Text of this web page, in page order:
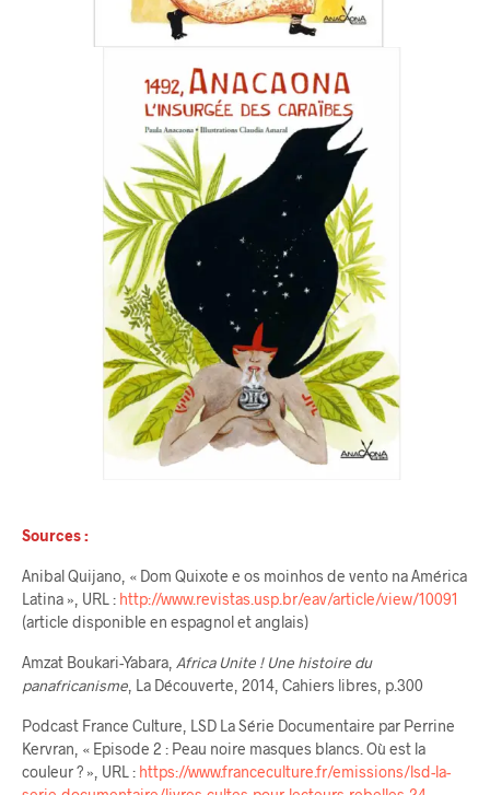
Sources :
Anibal Quijano, « Dom Quixote e os moinhos de vento na América
Latina », URL : http://www.revistas.usp.br/eav/article/view/10091
(article disponible en espagnol et anglais)
Amzat Boukari-Yabara, Africa Unite ! Une histoire du
panafricanisme , La Découverte, 2014, Cahiers libres, p.300
Podcast France Culture, LSD La Série Documentaire par Perrine
Kervran, « Episode 2 : Peau noire masques blancs. Où est la
couleur ? », URL : https://www.franceculture.fr/emissions/lsd-la-